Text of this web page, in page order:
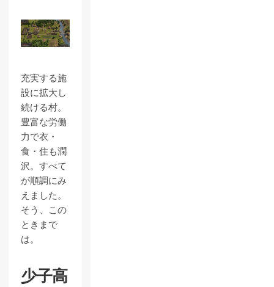
充実する施
設に拡大し
続ける村。
豊富な労働
力で衣・
食・住も潤
沢。すべて
が順調にみ
えました。
そう、この
ときまで
は。
少子高